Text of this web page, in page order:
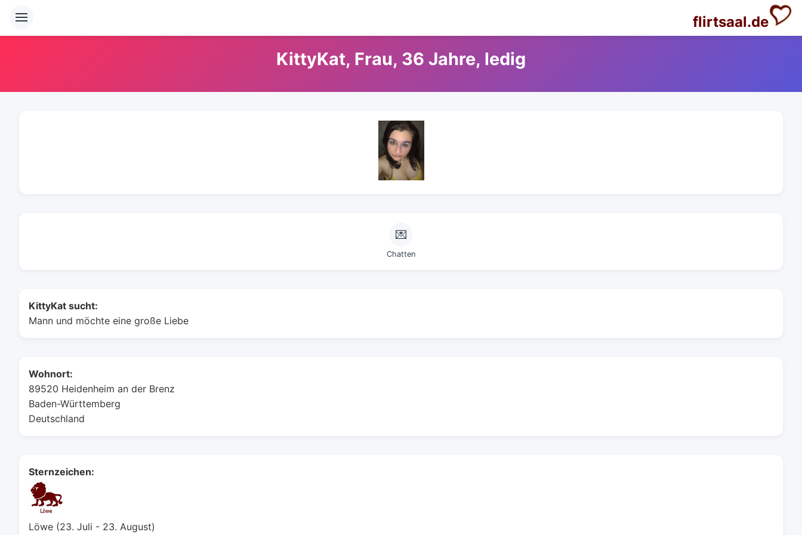
flirtsaal.de
KittyKat, Frau, 36 Jahre, ledig
💌
Chatten
KittyKat sucht:
Mann und möchte eine große Liebe
Wohnort:
89520 Heidenheim an der Brenz
Baden-Württemberg
Deutschland
Sternzeichen:
Löwe (23. Juli - 23. August)